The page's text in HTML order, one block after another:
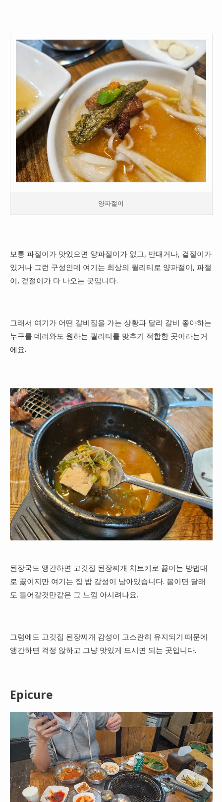
양파절이
보통 파절이가 맛있으면 양파절이가 없고, 반대거나, 겉절이가
있거나 그런 구성인데 여기는 최상의 퀄리티로 양파절이, 파절
이, 겉절이가 다 나오는 곳입니다.
그래서 여기가 어떤 갈비집을 가는 상황과 달리 갈비 좋아하는
누구를 데려와도 원하는 퀄리티를 맞추기 적합한 곳이라는거
에요.
된장국도 앵간하면 고깃집 된장찌개 치트키로 끓이는 방법대
로 끓이지만 여기는 집 밥 감성이 남아있습니다. 봄이면 달래
도 들어갈것만같은 그 느낌 아시려나요.
그럼에도 고깃집 된장찌개 감성이 고스란히 유지되기 때문에
앵간하면 걱정 않하고 그냥 맛있게 드시면 되는 곳입니다.
Epicure